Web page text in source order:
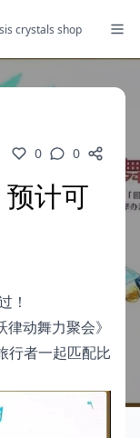
crystals shop
0 0
计可
！
动舞力聚会》
行者一起匹配比